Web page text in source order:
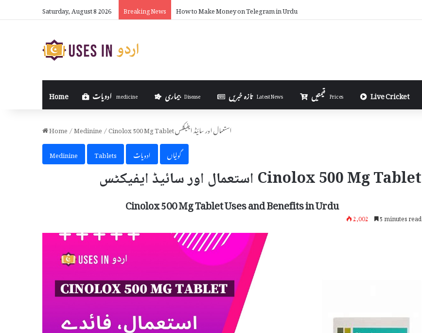
Saturday, August 8 2026 Breaking News How to Make Money on Telegram in Urdu
Home medicine بیماری Disease تازہ خبریں Latest News Prices Live Cricket
Home/Medinine/
Cinolox 500 Mg Tablet استعمال اور سائیڈ ایفیکٹس
Medinine
Tablets ادویات گولیاں
Cinolox 500 Mg Tablet استعمال اور سائیڈ ایفیکٹس
Cinolox 500 Mg Tablet Uses and Benefits in Urdu
2,002 5 minutes read